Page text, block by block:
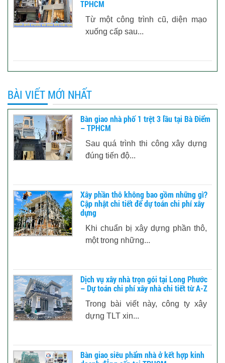
TPHCM
Từ một công trình cũ, diện mạo
xuống cấp sau...
BÀI VIẾT MỚI NHẤT
Bàn giao nhà phố 1 trệt 3 lầu tại Bà Điểm
– TPHCM
Sau quá trình thi công xây dựng
đúng tiến độ...
Xây phần thô không bao gồm những gì?
Cập nhật chi tiết để dự toán chi phí xây
dựng
Khi chuẩn bị xây dựng phần thô,
một trong những...
Dịch vụ xây nhà trọn gói tại Long Phước
– Dự toán chi phí xây nhà chi tiết từ A-Z
Trong bài viết này, công ty xây
dựng TLT xin...
Bàn giao siêu phẩm nhà ở kết hợp kinh